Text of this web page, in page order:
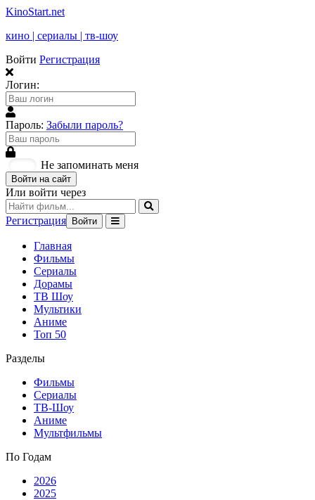
KinoStart.net
кино | сериалы | тв-шоу
Войти Регистрация
Логин:
Пароль: Забыли пароль?
Не запоминать меня
Войти на сайт
Или войти через
Регистрация Войти
Главная
Фильмы
Сериалы
Дорамы
ТВ Шоу
Мультики
Аниме
Топ 50
Разделы
Фильмы
Сериалы
ТВ-Шоу
Аниме
Мультфильмы
По Годам
2026
2025